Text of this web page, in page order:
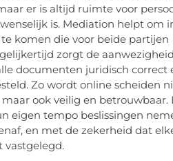
er is altijd ruimte voor
is. Mediation helpt om
komen die voor beide partijen
zorgt de
documenten juridisch correct
Zo wordt online scheiden
ook veilig en betrouwbaar.
eigen tempo beslissingen
en met de zekerheid dat
vastgelegd.